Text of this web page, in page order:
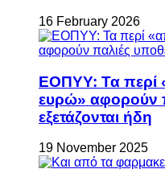
16 February 2026
ΕΟΠΥΥ: Τα περί
ευρώ» αφορούν
εξετάζονται ήδη
19 November 2025